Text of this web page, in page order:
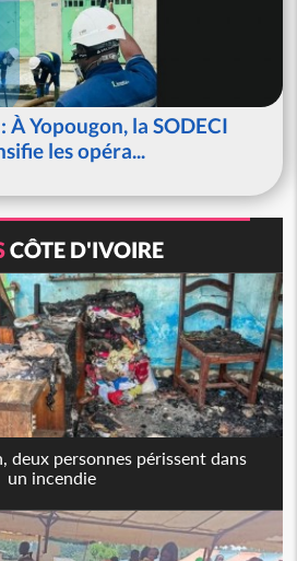
Yopougon, la SODECI
les opéra...
CÔTE D'IVOIRE
deux personnes périssent dans
un incendie